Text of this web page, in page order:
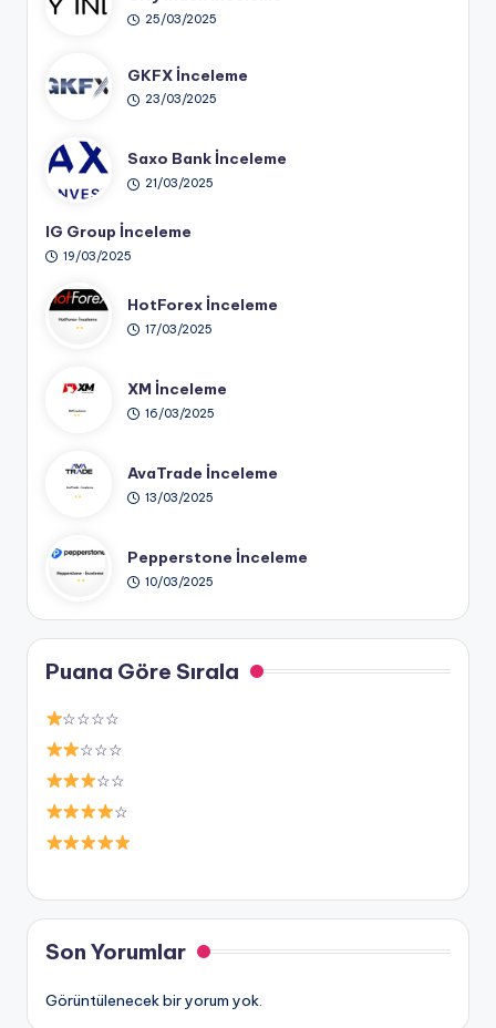
25/03/2025
GKFX İnceleme
23/03/2025
Saxo Bank İnceleme
21/03/2025
IG Group İnceleme
19/03/2025
HotForex İnceleme
17/03/2025
XM İnceleme
16/03/2025
AvaTrade İnceleme
13/03/2025
Pepperstone İnceleme
10/03/2025
Puana Göre Sırala
☆☆☆☆
☆☆☆
☆☆
☆
Son Yorumlar
Görüntülenecek bir yorum yok.